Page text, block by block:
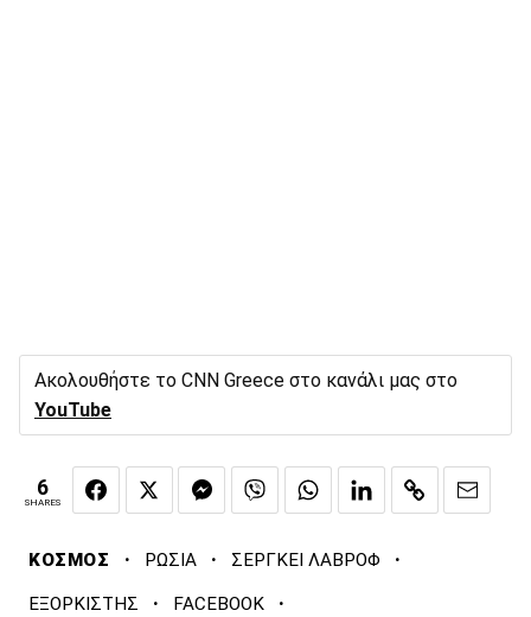
Ακολουθήστε το CNN Greece στο κανάλι μας στο
YouTube
6
SHARES
ΚΟΣΜΟΣ · ΡΩΣΙΑ · ΣΕΡΓΚΕΙ ΛΑΒΡΟΦ ·
ΕΞΟΡΚΙΣΤΗΣ · FACEBOOK ·